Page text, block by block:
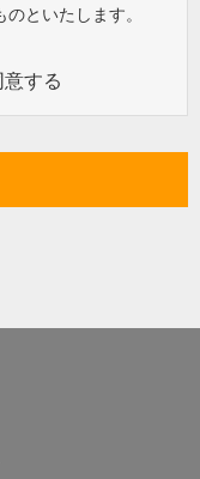
といたします。
する